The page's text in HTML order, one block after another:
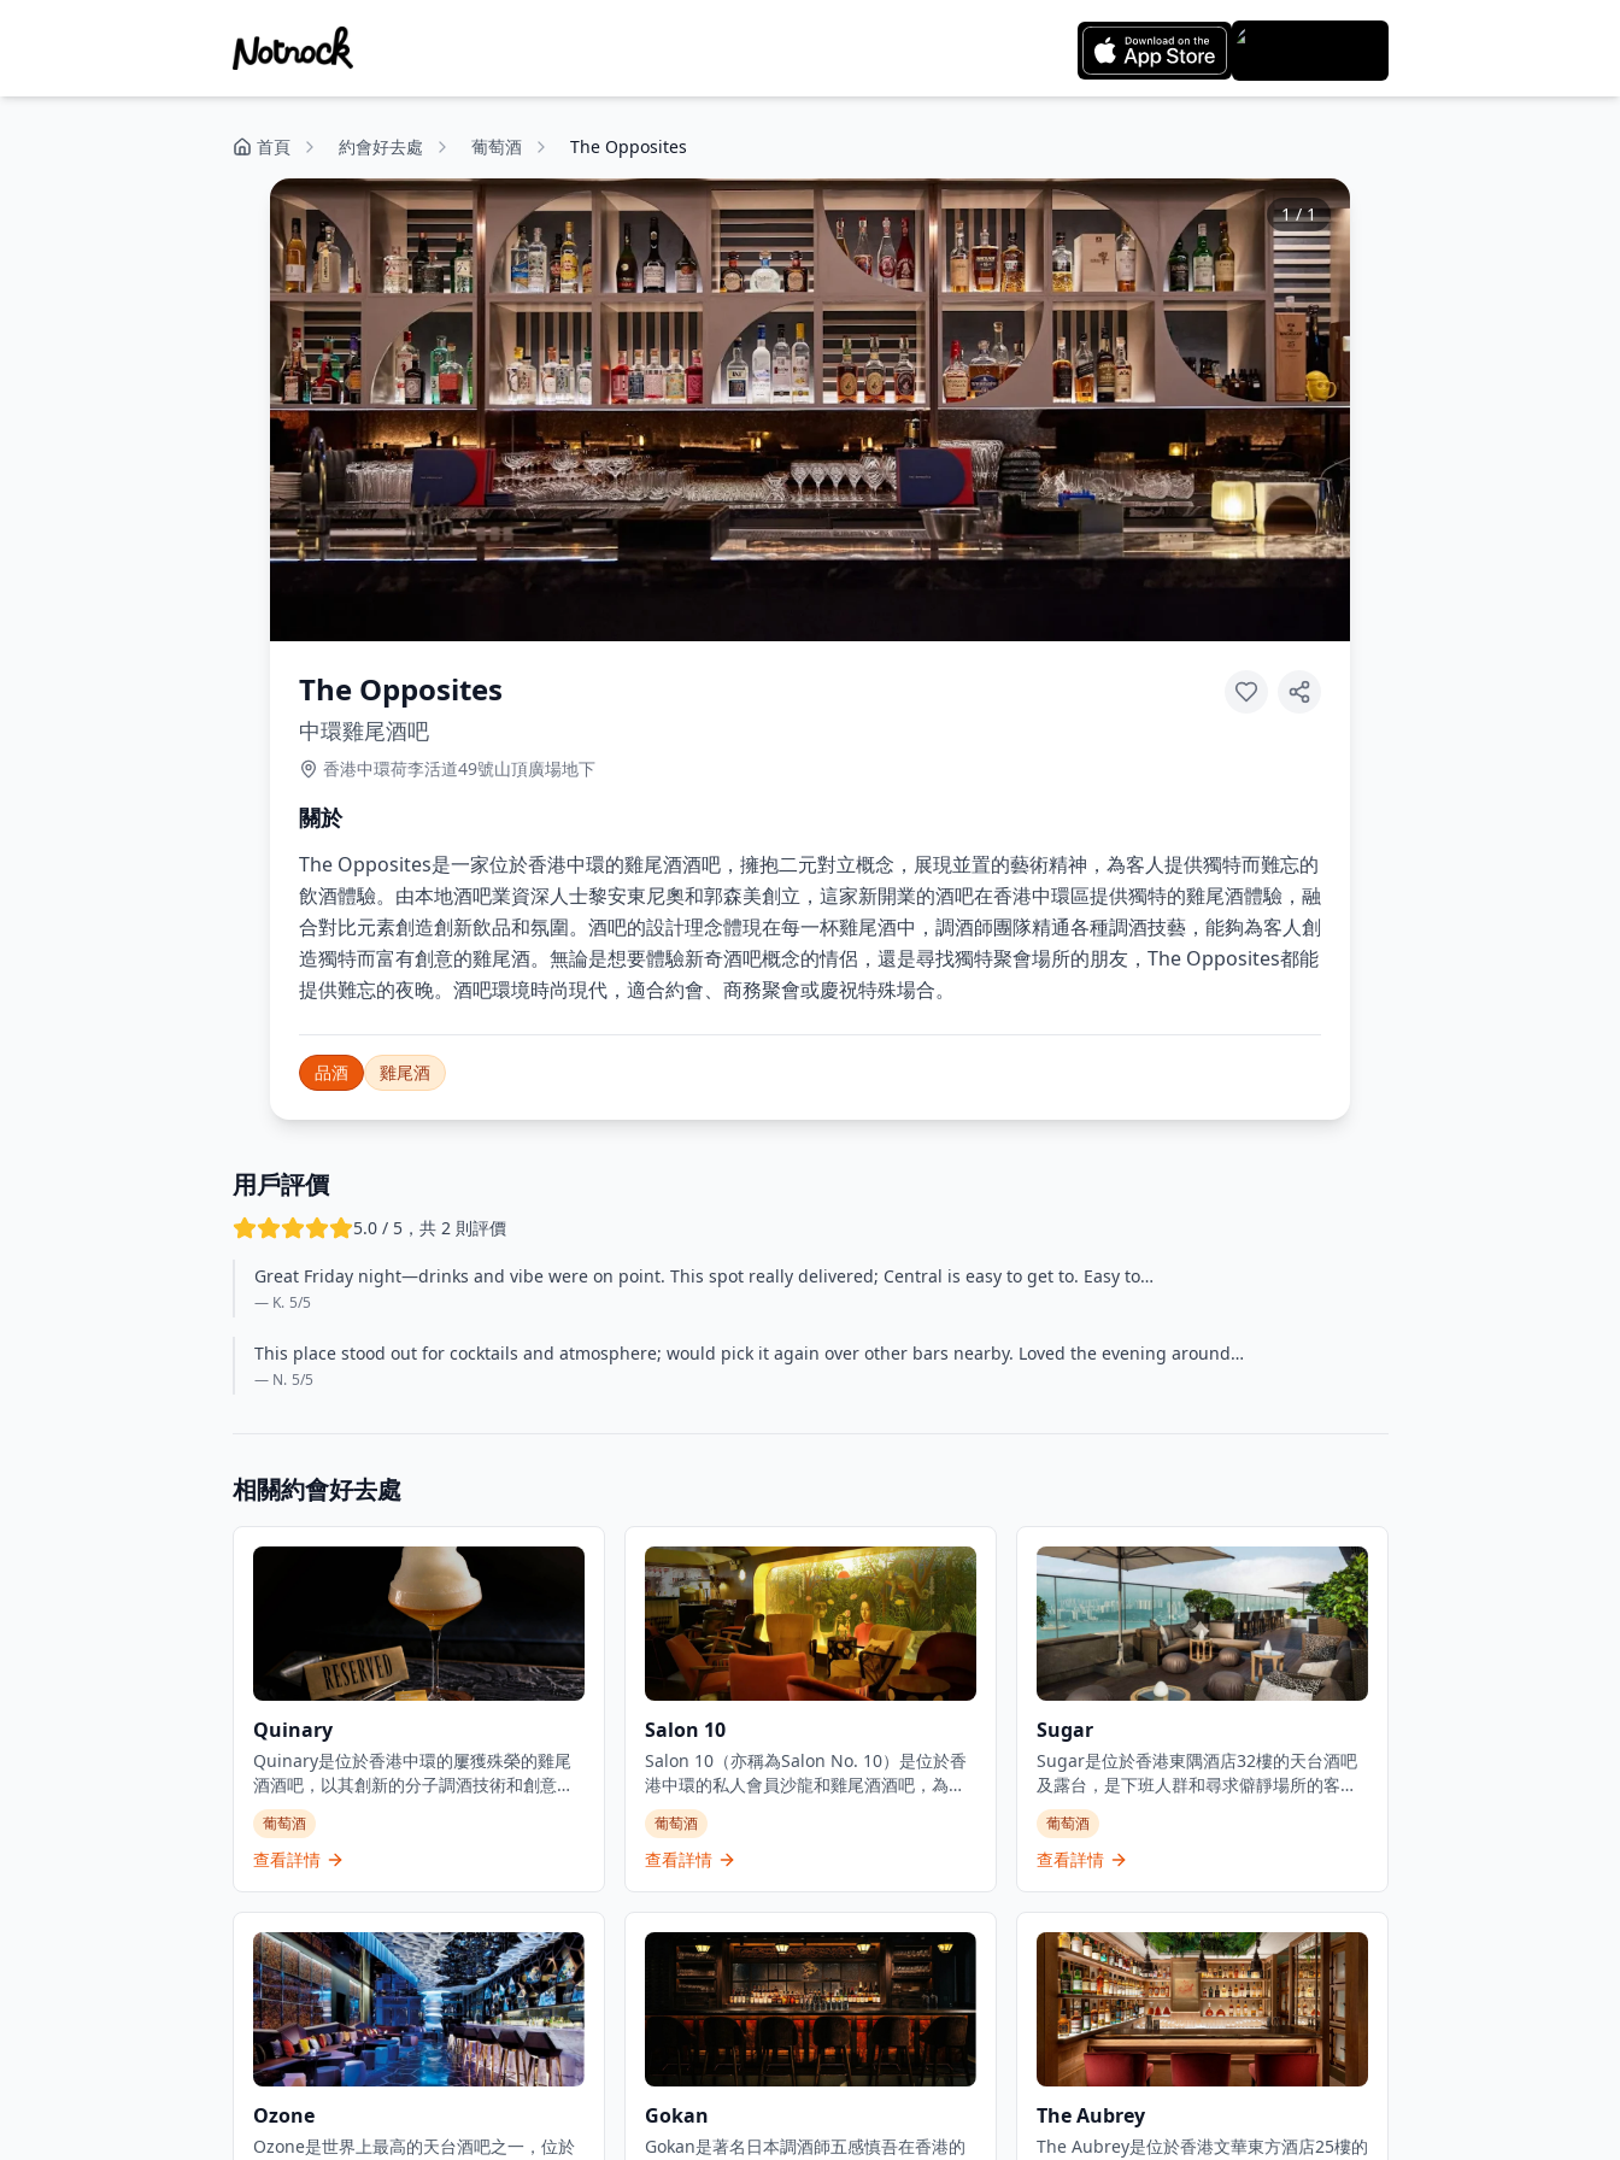
首頁 約會好去處 葡萄酒 The Opposites
1/1
The Opposites
中環雞尾酒吧
香港中環荷李活道49號山頂廣場地下
關於
The Opposites是一家位於香港中環的雞尾酒酒吧，擁抱二元對立概念，展現並置的藝術精神，為客人提供獨特而難忘的
飲酒體驗。由本地酒吧業資深人士黎安東尼奧和郭森美創立，這家新開業的酒吧在香港中環區提供獨特的雞尾酒體驗，融
合對比元素創造創新飲品和氛圍。酒吧的設計理念體現在每一杯雞尾酒中，調酒師團隊精通各種調酒技藝，能夠為客人創
造獨特而富有創意的雞尾酒。無論是想要體驗新奇酒吧概念的情侶，還是尋找獨特聚會場所的朋友，The Opposites都能
提供難忘的夜晚。酒吧環境時尚現代，適合約會、商務聚會或慶祝特殊場合。
品酒 雞尾酒
用戶評價
5.0 / 5，共 2 則評價
Great Friday night—drinks and vibe were on point. This spot really delivered; Central is easy to get to. Easy to…
— K. 5/5
This place stood out for cocktails and atmosphere; would pick it again over other bars nearby. Loved the evening around…
— N. 5/5
相關約會好去處
Quinary
Quinary是位於香港中環的屢獲殊榮的雞尾
酒酒吧，以其創新的分子調酒技術和創意雞
尾酒製作方法而聞名。酒吧將科學技術與傳
統調酒相結合，創造獨特的飲酒體驗，特色
雞尾酒融合了液氮、可食用薄膜和芳香精華
的豐富菜單。該酒吧獲得國際認可，被視為
亞洲頂級雞尾酒目的地之一，吸引尋求優質
手工雞尾酒和高端飲酒體驗的本地人和遊
客。
葡萄酒
查看詳情
Salon 10
Salon 10（亦稱為Salon No. 10）是位於香
港中環的私人會員沙龍和雞尾酒酒吧，為創
意專業人士、鑑賞家、國際企業家和有品味
的人士提供聚會場所。該場所以「好奇心、
自發性和想像力的沙龍」為理念，讓客人可
如「中世紀現代洞穴」，設有多個座位區
域，包括俯瞰亞畢諾道的熱門窗邊角落。
Salon 10逢星期三至六晚上7時至凌晨2時營
業，舉辦各種活動，包括現場音樂、DJ、舞
蹈表演和魔術表演，同時提供雞尾酒和分享
菜式 。場所保持低照明以營造舒適親密的氛
圍，被譽為香港最時髦的酒吧之一 。
葡萄酒
查看詳情
Sugar
Sugar是位於香港東隅酒店32樓的天台酒吧
及露台，是下班人群和尋求僻靜場所的客人
的社區熱點。這個天台綠洲提供大膽原創的
雞尾酒，被形容為不僅僅是一個場所，更是
香港國際化精神的象徵。酒吧擁有優美的氛
古城這個繁榮地區提供精緻的天台用餐和飲
酒體驗。
葡萄酒
查看詳情
Ozone
Ozone是世界上最高的天台酒吧之一，位於
Gokan
Gokan是著名日本調酒師五感慎吾在香港的
The Aubrey
The Aubrey是位於香港文華東方酒店25樓的